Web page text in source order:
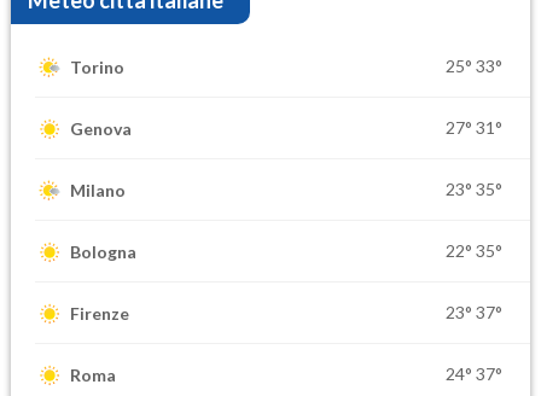
Torino 25° 33°
Genova 27° 31°
Milano 23° 35°
Bologna 22° 35°
Firenze 23° 37°
Roma 24° 37°